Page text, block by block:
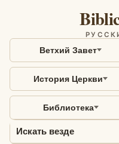
Ветхий Завет
История Церкви
Библиотека